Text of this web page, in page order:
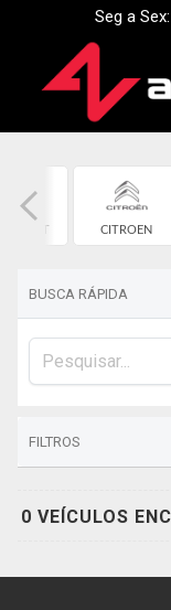
Seg a
CITROEN
BUSCA RÁPIDA
FILTROS
0 VEÍCULOS